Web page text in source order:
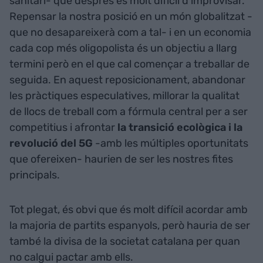
Repensar la nostra posició en un món globalitzat -
que no desapareixerà com a tal- i en un economia
cada cop més oligopolista és un objectiu a llarg
termini però en el que cal començar a treballar de
seguida. En aquest reposicionament, abandonar
les pràctiques especulatives, millorar la qualitat
de llocs de treball com a fórmula central per a ser
competitius i afrontar la transició ecològica i la
revolució del 5G -amb les múltiples oportunitats
que ofereixen- haurien de ser les nostres fites
principals.
Tot plegat, és obvi que és molt difícil acordar amb
la majoria de partits espanyols, però hauria de ser
també la divisa de la societat catalana per quan
no calgui pactar amb ells.